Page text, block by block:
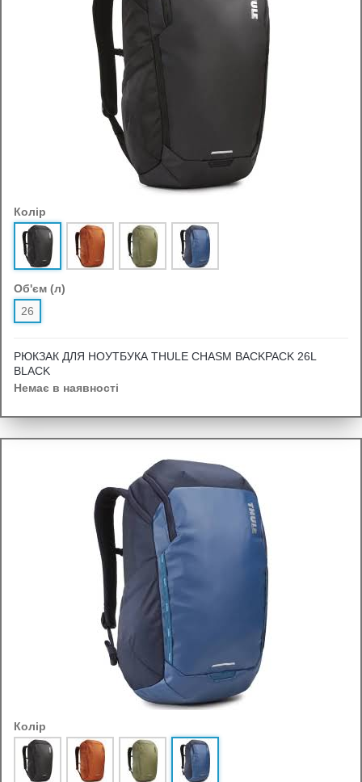
Колір
Об'єм (л)
26
РЮКЗАК ДЛЯ НОУТБУКА THULE CHASM BACKPACK 26L
BLACK
Немає в наявності
Колір